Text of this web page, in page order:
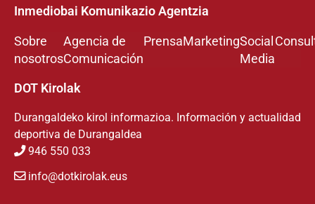
Inmediobai Komunikazio Agentzia
Sobre
nosotros
Agencia de
Comunicación
PrensaMarketingSocial
Media
DOT Kirolak
Durangaldeko kirol informazioa. Información y actualidad
deportiva de Durangaldea
946 550 033
info@dotkirolak.eus